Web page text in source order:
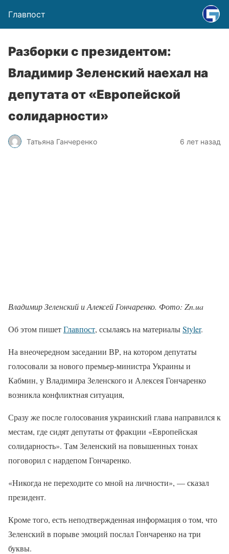
Главпост
Разборки с президентом:
Владимир Зеленский наехал на
депутата от «Европейской
солидарности»
Татьяна Ганчеренко 6 лет назад
Владимир Зеленский и Алексей Гончаренко. Фото: Zn.ua
Об этом пишетГлавпост, ссылаясь на материалыStyler.
На внеочередном заседании ВР, на котором депутаты
голосовали за нового премьер-министра Украины и
Кабмин, у Владимира Зеленского и Алексея Гончаренко
возникла конфликтная ситуация,
Сразу же после голосования украинский глава направился к
местам, где сидят депутаты от фракции «Европейская
солидарность». Там Зеленский на повышенных тонах
поговорил с нардепом Гончаренко.
«Никогда не переходите со мной на личности», — сказал
президент.
Кроме того, есть неподтвержденная информация о том, что
Зеленский в порыве эмоций послал Гончаренко на три
буквы.